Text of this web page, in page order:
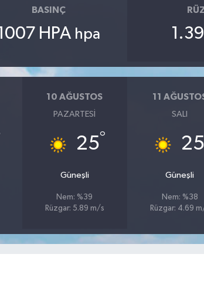
BASINÇ
HPA hpa
10 AĞUSTOS
PAZARTESI
25°
Güneşli
Nem: %39
Rüzgar: 5.89 m/s
11
SALI
25
Güneşli
Nem: %38
Rüzgar: 4.69